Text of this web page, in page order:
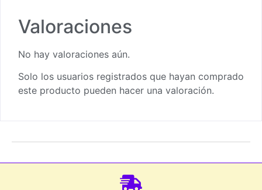
Valoraciones
No hay valoraciones aún.
Solo los usuarios registrados que hayan comprado
este producto pueden hacer una valoración.